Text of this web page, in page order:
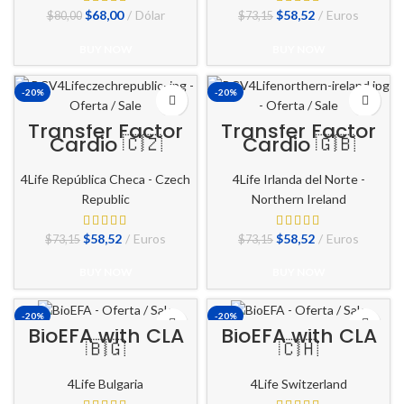
$80,00 El
era:
$80,00.
$68,00El
es:
$68,00.
Dólar $73,15 El
era:
$73,15.
$58,52El
es:
$58,52.
Euros
-20%
Transfer Factor
Cardio 🇨🇿
4Life República Checa - Czech
Republic
$73,15 El
era:
$73,15.
$58,52El
es:
$58,52.
Euros
-20%
Transfer Factor
Cardio 🇬🇧
4Life Irlanda del Norte -
Northern Ireland
$73,15 El
era:
$73,15.
$58,52El
es:
$58,52.
Euros
-20%
BioEFA with CLA
🇧🇬
4Life Bulgaria
-20%
BioEFA with CLA
🇨🇭
4Life Switzerland